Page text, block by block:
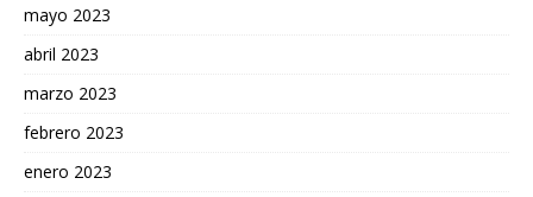
mayo 2023
abril 2023
marzo 2023
febrero 2023
enero 2023